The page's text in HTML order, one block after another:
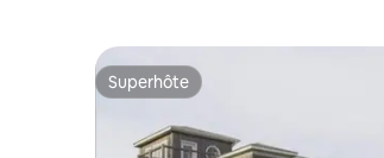
Superhôte
Superhôte